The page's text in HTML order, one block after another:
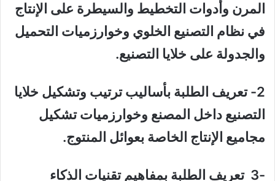
المرن وأدوات التخطيط والسيطرة على الإنتاج
في نظام التصنيع الخلوي وخوارزميات التحميل
والجدولة على خلايا التصنيع.
2- تعريف الطلبة بأساليب ترتيب وتشكيل خلايا
التصنيع داخل المصنع وخوارزميات تشكيل
مجاميع الإنتاج الخاصة بعوائل المنتوج.
-3 تعريف الطلبة بمفاهيم تقنيات الذكاء